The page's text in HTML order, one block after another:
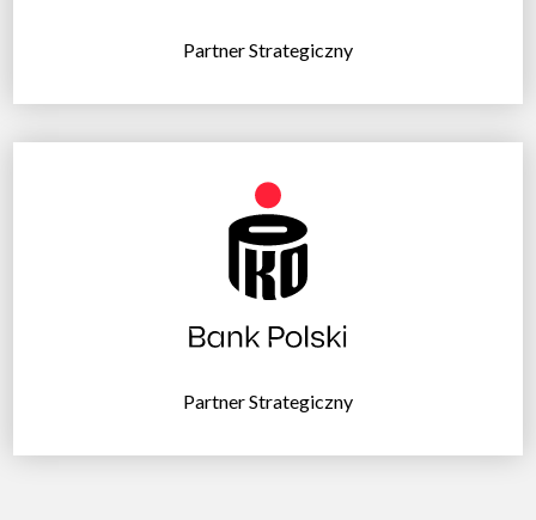
Partner Strategiczny
Partner Strategiczny